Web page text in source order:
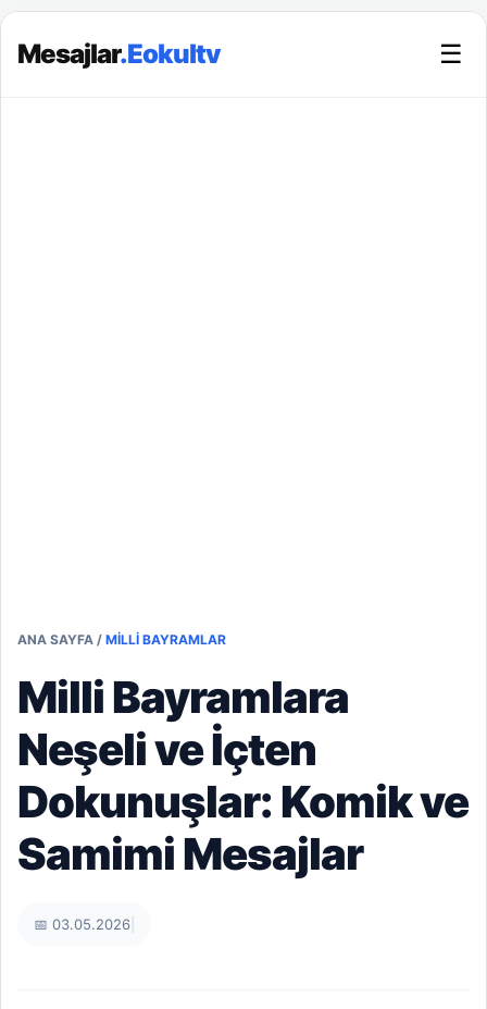
Mesajlar.Eokultv ☰
ANA SAYFA / MILLI BAYRAMLAR
Milli Bayramlara
Neşeli ve İçten
Dokunuşlar: Komik ve
Samimi Mesajlar
📅 03.05.2026